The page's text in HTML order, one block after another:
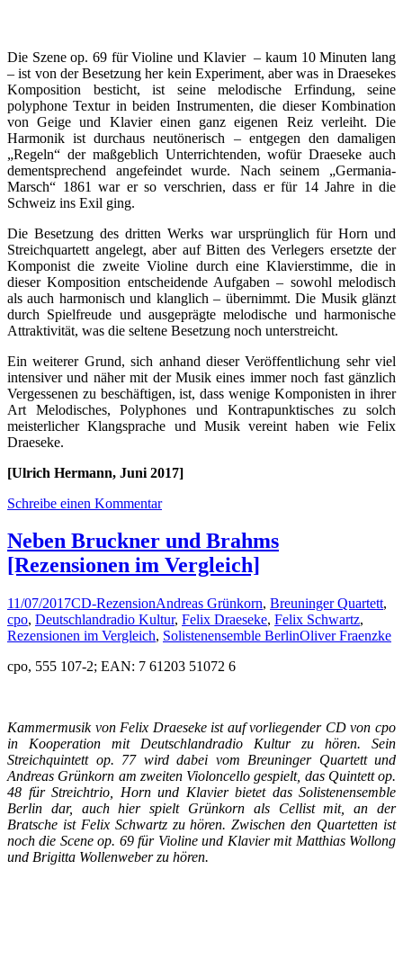
Die Szene op. 69 für Violine und Klavier – kaum 10 Minuten lang
– ist von der Besetzung her kein Experiment, aber was in Draesekes
Komposition besticht, ist seine melodische Erfindung, seine
polyphone Textur in beiden Instrumenten, die dieser Kombination
von Geige und Klavier einen ganz eigenen Reiz verleiht. Die
Harmonik ist durchaus neutönerisch – entgegen den damaligen
„Regeln“ der maßgeblich Unterrichtenden, wofür Draeseke auch
dementsprechend angefeindet wurde. Nach seinem „Germania-
Marsch“ 1861 war er so verschrien, dass er für 14 Jahre in die
Schweiz ins Exil ging.
Die Besetzung des dritten Werks war ursprünglich für Horn und
Streichquartett angelegt, aber auf Bitten des Verlegers ersetzte der
Komponist die zweite Violine durch eine Klavierstimme, die in
dieser Komposition entscheidende Aufgaben – sowohl melodisch
als auch harmonisch und klanglich – übernimmt. Die Musik glänzt
durch Spielfreude und ausgeprägte melodische und harmonische
Attraktivität, was die seltene Besetzung noch unterstreicht.
Ein weiterer Grund, sich anhand dieser Veröffentlichung sehr viel
intensiver und näher mit der Musik eines immer noch fast gänzlich
Vergessenen zu beschäftigen, ist, dass wenige Komponisten in ihrer
Art Melodisches, Polyphones und Kontrapunktisches zu solch
meisterlicher Klangsprache und Musik vereint haben wie Felix
Draeseke.
[Ulrich Hermann, Juni 2017]
Schreibe einen Kommentar
Neben Bruckner und Brahms
[Rezensionen im Vergleich]
11/07/2017CD-RezensionAndreas Grünkorn, Breuninger Quartett,
cpo, Deutschlandradio Kultur, Felix Draeseke, Felix Schwartz,
Rezensionen im Vergleich, Solistenensemble BerlinOliver Fraenzke
cpo, 555 107-2; EAN: 7 61203 51072 6
Kammermusik von Felix Draeseke ist auf vorliegender CD von cpo
in Kooperation mit Deutschlandradio Kultur zu hören. Sein
Streichquintett op. 77 wird dabei vom Breuninger Quartett und
Andreas Grünkorn am zweiten Violoncello gespielt, das Quintett op.
48 für Streichtrio, Horn und Klavier bietet das Solistenensemble
Berlin dar, auch hier spielt Grünkorn als Cellist mit, an der
Bratsche ist Felix Schwartz zu hören. Zwischen den Quartetten ist
noch die Scene op. 69 für Violine und Klavier mit Matthias Wollong
und Brigitta Wollenweber zu hören.